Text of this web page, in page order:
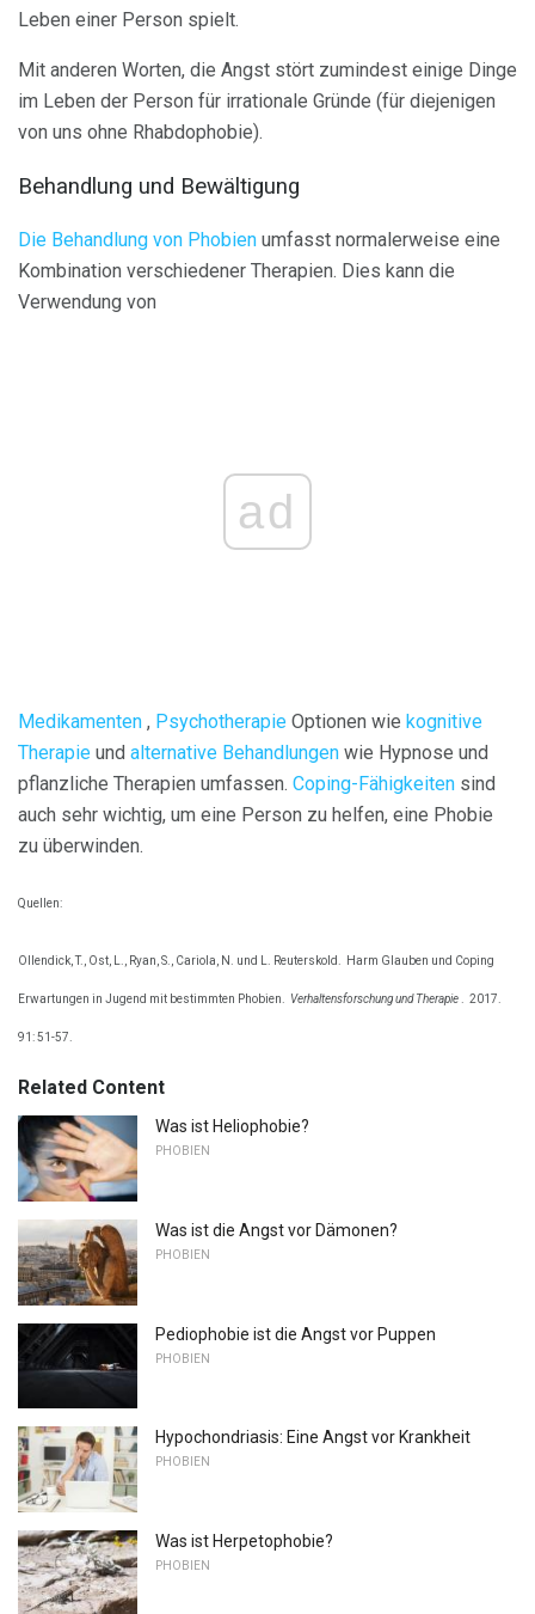
Leben einer Person spielt.
Mit anderen Worten, die Angst stört zumindest einige Dinge
im Leben der Person für irrationale Gründe (für diejenigen
von uns ohne Rhabdophobie).
Behandlung und Bewältigung
Die Behandlung von Phobien umfasst normalerweise eine
Kombination verschiedener Therapien. Dies kann die
Verwendung von
ad
Medikamenten , Psychotherapie Optionen wie kognitive
Therapie und alternative Behandlungen wie Hypnose und
pflanzliche Therapien umfassen. Coping-Fähigkeiten sind
auch sehr wichtig, um eine Person zu helfen, eine Phobie
zu überwinden.
Quellen:
Ollendick, T., Ost, L., Ryan, S., Cariola, N. und L. Reuterskold. Harm Glauben und Coping
Erwartungen in Jugend mit bestimmten Phobien. Verhaltensforschung und Therapie 2017.
91: 51-57.
Related Content
Was ist Heliophobie?
PHOBIEN
Was ist die Angst vor Dämonen?
PHOBIEN
Pediophobie ist die Angst vor Puppen
PHOBIEN
Hypochondriasis: Eine Angst vor Krankheit
PHOBIEN
Was ist Herpetophobie?
PHOBIEN